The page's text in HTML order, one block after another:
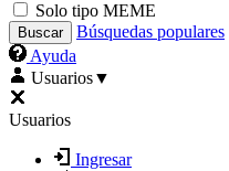
Solo tipo MEME
Búsquedas populares
Ayuda
Usuarios▼
Usuarios
Ingresar